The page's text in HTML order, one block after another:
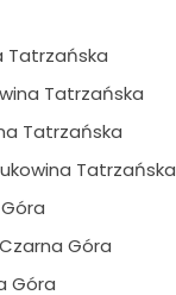
Tatrzańska
Tatrzańska
Tatrzańska
Tatrzańska
Góra
Góra